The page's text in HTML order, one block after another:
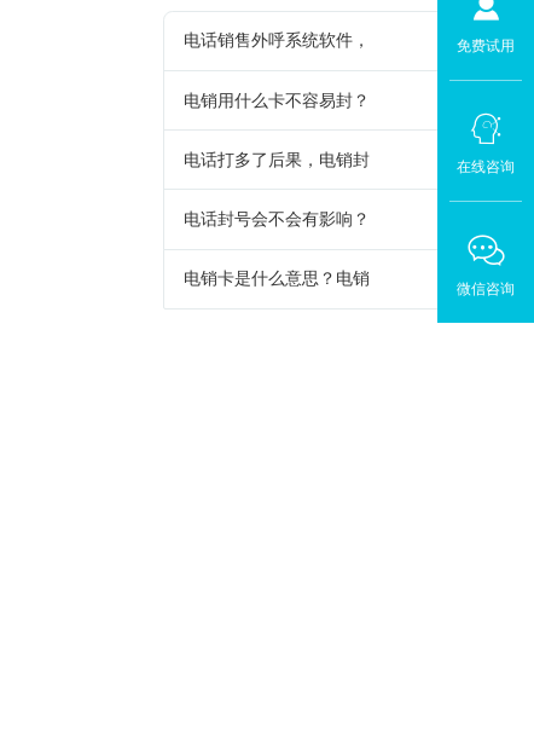
免费试用
在线咨询
微信咨询
电话销售外呼系统软件，
电销用什么卡不容易封？
电话打多了后果，电销封
电话封号会不会有影响？
电销卡是什么意思？电销